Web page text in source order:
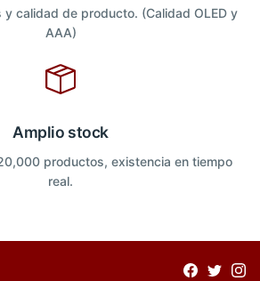
y calidad de producto. (Calidad OLED y
AAA)
Amplio stock
productos, existencia en tiempo
real.